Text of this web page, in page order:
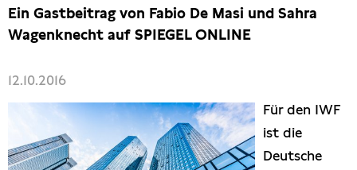
Presse
Interviews
Artikel
Ein Gastbeitrag von Fabio De Masi und Sahra
Wagenknecht auf SPIEGEL ONLINE
12.10.2016
Für den IWF
ist die
Deutsche